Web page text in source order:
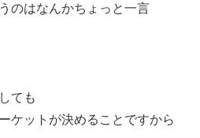
のはなんかちょっと一言
ても
ケットが決めることですから